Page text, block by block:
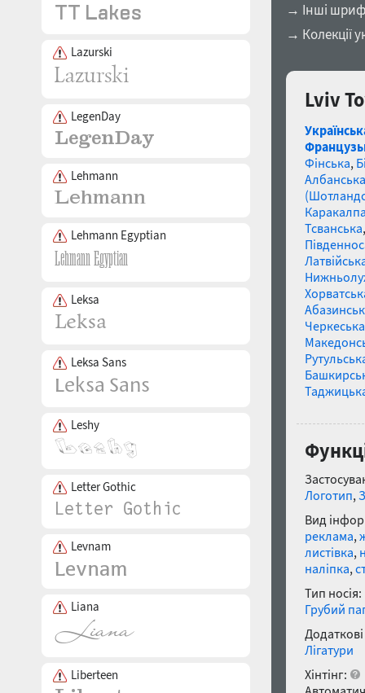
Lazurski
LegenDay
Lehmann
Lehmann Egyptian
Leksa
Leksa Sans
Leshy
Letter Gothic
Levnam
Liana
Liberteen
→ Інші
→ Колекції
Lviv
Фінська,
Албанська
Тсванська
Черкеська
Логотип,
Вид
реклама,
листівка,
наліпка,
Тип носія:
Грубий
Лігатури
Хінтінг: